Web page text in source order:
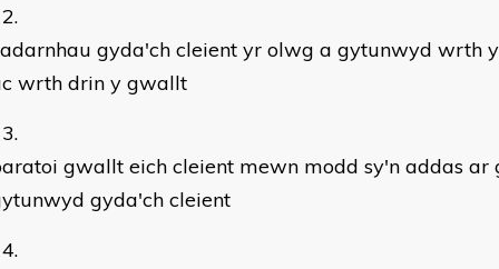
gyda'ch cleient yr olwg a gytunwyd wrth
wrth drin y gwallt
gwallt eich cleient mewn modd sy'n addas
gyda'ch cleient